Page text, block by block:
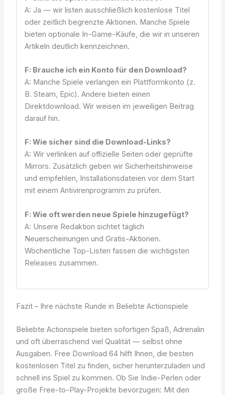
A: Ja — wir listen ausschließlich kostenlose Titel
oder zeitlich begrenzte Aktionen. Manche Spiele
bieten optionale In-Game-Käufe, die wir in unseren
Artikeln deutlich kennzeichnen.
F: Brauche ich ein Konto für den Download?
A: Manche Spiele verlangen ein Plattformkonto (z.
B. Steam, Epic). Andere bieten einen
Direktdownload. Wir weisen im jeweiligen Beitrag
darauf hin.
F: Wie sicher sind die Download-Links?
A: Wir verlinken auf offizielle Seiten oder geprüfte
Mirrors. Zusätzlich geben wir Sicherheitshinweise
und empfehlen, Installationsdateien vor dem Start
mit einem Antivirenprogramm zu prüfen.
F: Wie oft werden neue Spiele hinzugefügt?
A: Unsere Redaktion sichtet täglich
Neuerscheinungen und Gratis-Aktionen.
Wöchentliche Top-Listen fassen die wichtigsten
Releases zusammen.
Fazit – Ihre nächste Runde in Beliebte Actionspiele
Beliebte Actionspiele bieten sofortigen Spaß, Adrenalin
und oft überraschend viel Qualität — selbst ohne
Ausgaben. Free Download 64 hilft Ihnen, die besten
kostenlosen Titel zu finden, sicher herunterzuladen und
schnell ins Spiel zu kommen. Ob Sie Indie-Perlen oder
große Free-to-Play-Projekte bevorzugen: Mit den